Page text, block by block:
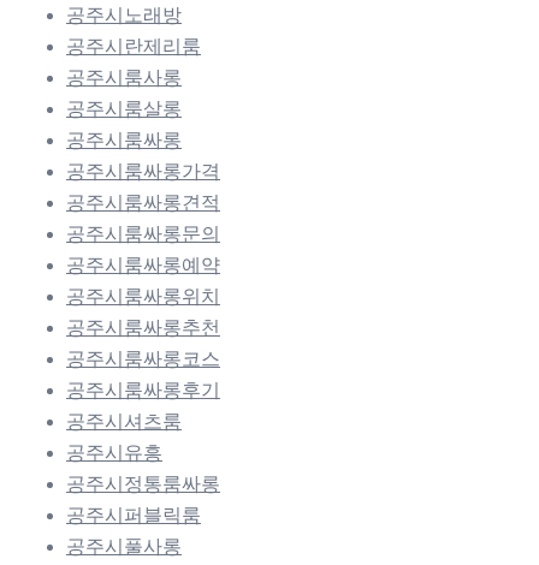
공주시노래방
공주시란제리룸
공주시룸사롱
공주시룸살롱
공주시룸싸롱
공주시룸싸롱가격
공주시룸싸롱견적
공주시룸싸롱문의
공주시룸싸롱예약
공주시룸싸롱위치
공주시룸싸롱추천
공주시룸싸롱코스
공주시룸싸롱후기
공주시셔츠룸
공주시유흥
공주시정통룸싸롱
공주시퍼블릭룸
공주시풀사롱